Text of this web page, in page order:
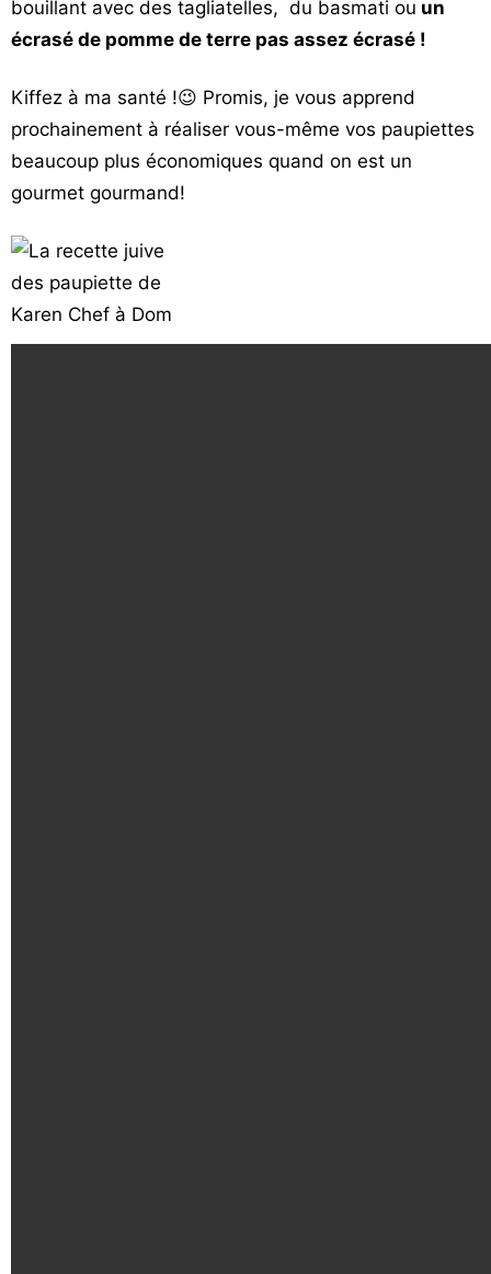
bouillant avec des tagliatelles, du basmati ou un
écrasé de pomme de terre pas assez écrasé !
Kiffez à ma santé !😉 Promis, je vous apprend
prochainement à réaliser vous-même vos paupiettes
beaucoup plus économiques quand on est un
gourmet gourmand!